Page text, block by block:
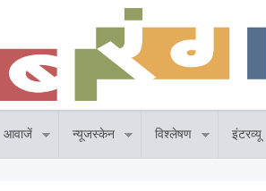
आवाजें न्यूजस्केन विश्लेषण इंटरव्यू